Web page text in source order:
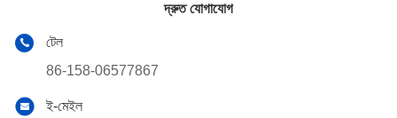
দ্রুত যোগাযোগ
টেল
86-158-06577867
ই-মেইল